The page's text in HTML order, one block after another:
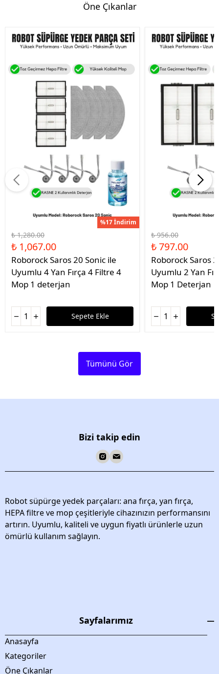
Öne Çıkanlar
%17 İndirim
₺ 1,280.00
₺ 1,067.00
Roborock Saros 20 Sonic ile
Uyumlu 4 Yan Fırça 4 Filtre 4
Mop 1 deterjan
Sepete Ekle
₺ 956.00
₺ 797.00
Roborock Saros
Uyumlu 2 Yan
Mop 1 Deterjan
Tümünü Gör
Bizi takip edin
Robot süpürge yedek parçaları: ana fırça, yan fırça,
HEPA filtre ve mop çeşitleriyle cihazınızın performansını
artırın. Uyumlu, kaliteli ve uygun fiyatlı ürünlerle uzun
ömürlü kullanım sağlayın.
Sayfalarımız
Anasayfa
Kategoriler
Öne Çıkanlar